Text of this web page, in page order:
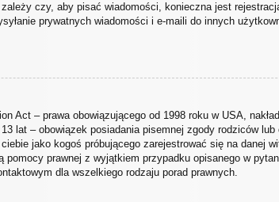
czy, aby pisać wiadomości, konieczna jest
prywatnych wiadomości i e-maili do innych
Act – prawa obowiązującego od 1998 roku w USA,
lat – obowiązek posiadania pisemnej zgody rodziców
jako kogoś próbującego zarejestrować się na danej
prawnej z wyjątkiem przypadku opisanego w
dla wszelkiego rodzaju porad prawnych.